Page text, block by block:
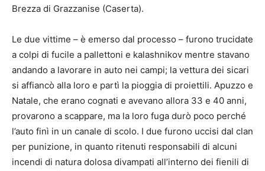
Brezza di Grazzanise (Caserta).
Le due vittime – è emerso dal processo – furono trucidate
a colpi di fucile a pallettoni e kalashnikov mentre stavano
andando a lavorare in auto nei campi; la vettura dei sicari
si affiancò alla loro e partì la pioggia di proiettili. Apuzzo e
Natale, che erano cognati e avevano allora 33 e 40 anni,
provarono a scappare, ma la loro fuga durò poco perché
l’auto finì in un canale di scolo. I due furono uccisi dal clan
per punizione, in quanto ritenuti responsabili di alcuni
incendi di natura dolosa divampati all’interno dei fienili di